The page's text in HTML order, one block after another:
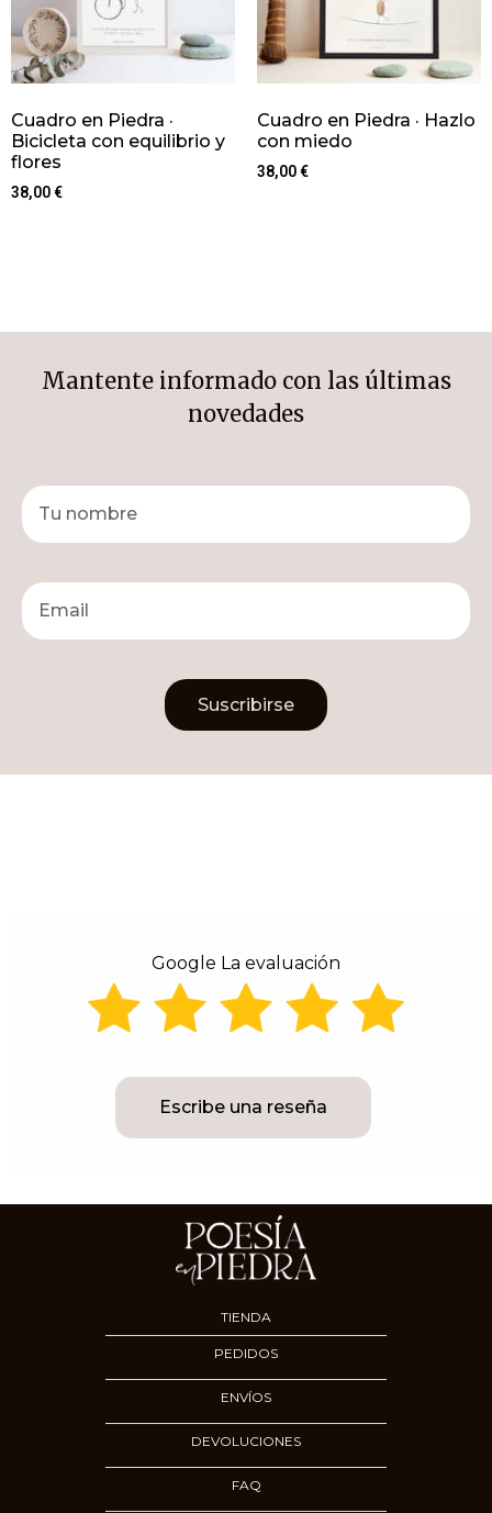
Cuadro en Piedra ·
Bicicleta con equilibrio y
flores
38,00€
Cuadro en Piedra · Hazlo
con miedo
38,00€
Mantente informado con las últimas
novedades
Suscribirse
Google La evaluación
Escribe una reseña
TIENDA
PEDIDOS
ENVÍOS
DEVOLUCIONES
FAQ